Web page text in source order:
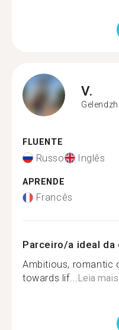
V.
FLUENTE
Russo Inglês
APRENDE
Francês
Parceiro/a ideal da
Ambitious, romantic
towards lif...Leia mais